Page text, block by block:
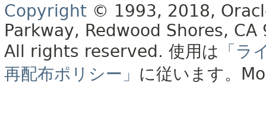
Copyright © 1993, 2018,
Parkway, Redwood Shores, CA
All rights reserved. 使用は 「ラ
再配布ポリシー」 に従います。